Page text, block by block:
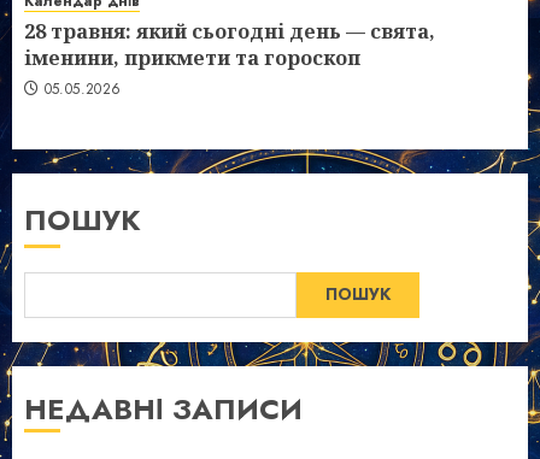
28 травня: який сьогодні день — свята,
іменини, прикмети та гороскоп
05.05.2026
ПОШУК
ПОШУК
НЕДАВНІ ЗАПИСИ